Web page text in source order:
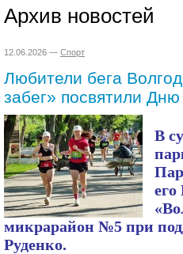
Архив новостей
12.06.2026 — Спорт
Любители бега
забег» посвятили
В
его
микрарайон №5 при
Руденко.